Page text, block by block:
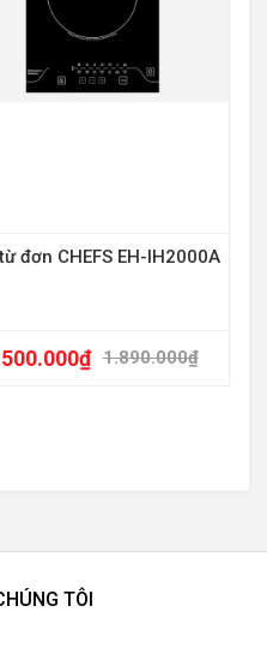
đơn CHEFS EH-IH2000A
1.890.000₫
₫
TÔI